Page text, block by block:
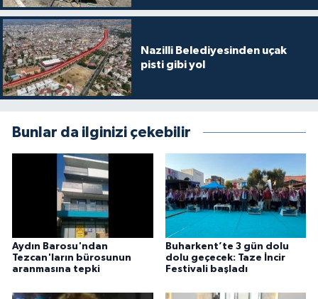
Nazilli Belediyesinden uçak
pisti gibi yol
Bunlar da ilginizi çekebilir
Aydın Barosu'ndan
Tezcan'ların bürosunun
aranmasına tepki
Buharkent’te 3 gün dolu
dolu geçecek: Taze İncir
Festivali başladı